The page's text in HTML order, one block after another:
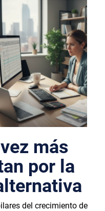
más
por la
del crecimiento de